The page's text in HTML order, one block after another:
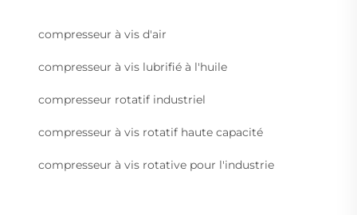
compresseur à vis d'air
compresseur à vis lubrifié à l'huile
compresseur rotatif industriel
compresseur à vis rotatif haute capacité
compresseur à vis rotative pour l'industrie